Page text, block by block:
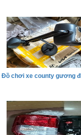
Đồ chơi xe county gương